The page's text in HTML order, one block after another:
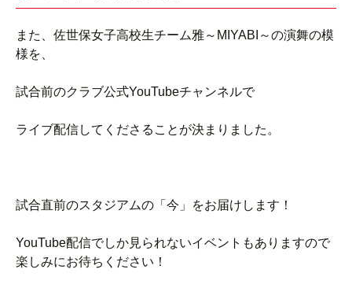
また、佐世保女子高校生チーム雅～MIYABI～の演舞の模
様を、
試合前のクラブ公式YouTubeチャンネルで
ライブ配信してくださることが決まりました。
試合直前のスタジアムの「今」をお届けします！
YouTube配信でしか見られないイベントもありますので
楽しみにお待ちください！